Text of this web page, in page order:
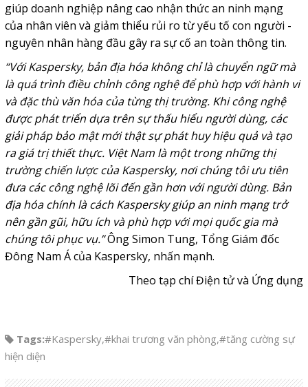
giúp doanh nghiệp nâng cao nhận thức an ninh mạng
của nhân viên và giảm thiểu rủi ro từ yếu tố con người -
nguyên nhân hàng đầu gây ra sự cố an toàn thông tin.
“Với Kaspersky, bản địa hóa không chỉ là chuyển ngữ mà
là quá trình điều chỉnh công nghệ để phù hợp với hành vi
và đặc thù văn hóa của từng thị trường. Khi công nghệ
được phát triển dựa trên sự thấu hiểu người dùng, các
giải pháp bảo mật mới thật sự phát huy hiệu quả và tạo
ra giá trị thiết thực. Việt Nam là một trong những thị
trường chiến lược của Kaspersky, nơi chúng tôi ưu tiên
đưa các công nghệ lõi đến gần hơn với người dùng. Bản
địa hóa chính là cách Kaspersky giúp an ninh mạng trở
nên gần gũi, hữu ích và phù hợp với mọi quốc gia mà
chúng tôi phục vụ.”Ông Simon Tung, Tổng Giám đốc
Đông Nam Á của Kaspersky, nhấn mạnh.
Theo tạp chí Điện tử và Ứng dụng
Tags:#Kaspersky,#khai trương văn phòng,#tăng cường sự
hiện diện